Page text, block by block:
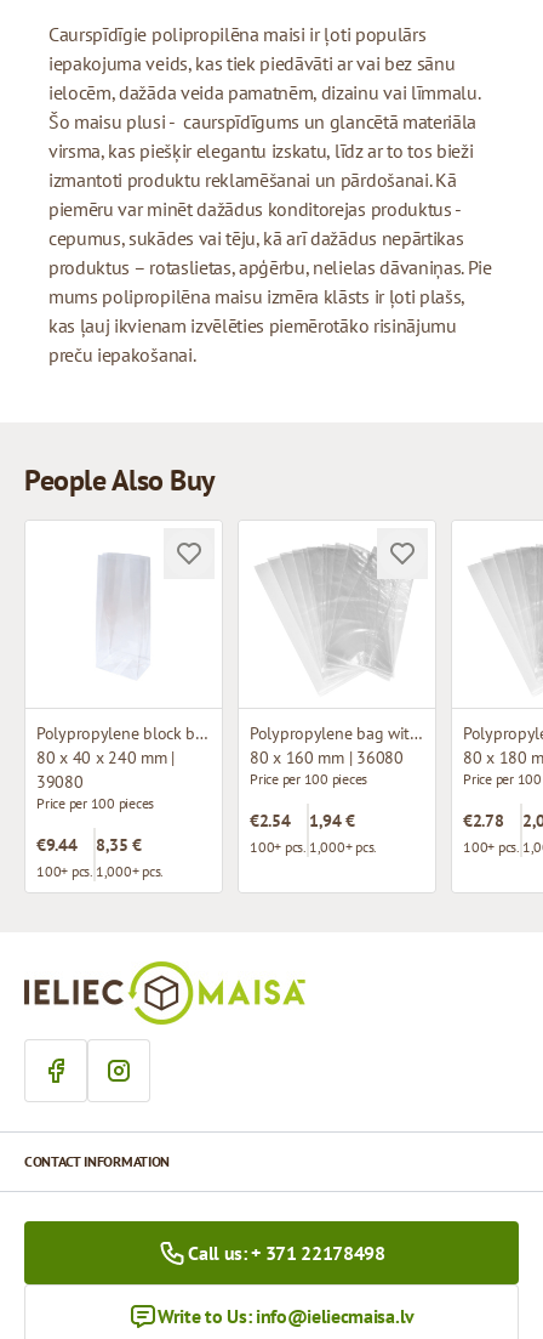
Caurspīdīgie polipropilēna maisi ir ļoti populārs
iepakojuma veids, kas tiek piedāvāti ar vai bez sānu
ielocēm, dažāda veida pamatnēm, dizainu vai līmmalu.
Šo maisu plusi - caurspīdīgums un glancētā materiāla
virsma, kas piešķir elegantu izskatu, līdz ar to tos bieži
izmantoti produktu reklamēšanai un pārdošanai. Kā
piemēru var minēt dažādus konditorejas produktus -
cepumus, sukādes vai tēju, kā arī dažādus nepārtikas
produktus – rotaslietas, apģērbu, nelielas dāvaniņas. Pie
mums polipropilēna maisu izmēra klāsts ir ļoti plašs,
kas ļauj ikvienam izvēlēties piemērotāko risinājumu
preču iepakošanai.
People Also Buy
Polypropylene block bottom bag
80 x 40 x 240 mm |
39080
Price per 100 pieces
€9.44
100+ pcs.
8,35 €
1,000+ pcs.
Polypropylene bag without fold
80 x 160 mm | 36080
Price per 100 pieces
€2.54
100+ pcs.
1,94 €
1,000+ pcs.
80 x 180
Price per
€2.78
100+ pcs.
CONTACT INFORMATION
Call us: + 371 22178498
Write to Us: info@ieliecmaisa.lv